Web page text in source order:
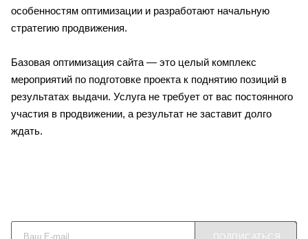
особенностям оптимизации и разработают начальную
стратегию продвижения.
Базовая оптимизация сайта — это целый комплекс
мероприятий по подготовке проекта к поднятию позиций в
результатах выдачи. Услуга не требует от вас постоянного
участия в продвижении, а результат не заставит долго
ждать.
ПОДПИСАТЬСЯ